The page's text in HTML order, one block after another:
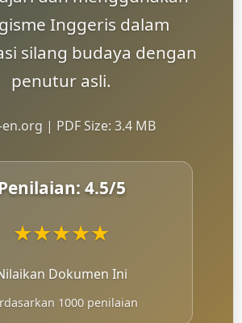
Inggeris dalam
silang budaya dengan
penutur asli.
| PDF Size: 3.4 MB
Penilaian: 4.5/5
★★★★★
Dokumen Ini
1000 penilaian